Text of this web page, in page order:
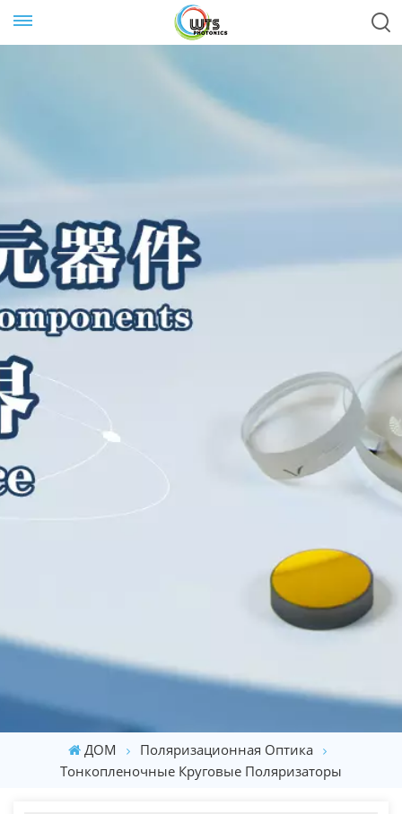
ДОМ
Поляризационная Оптика
Тонкопленочные Круговые Поляризаторы